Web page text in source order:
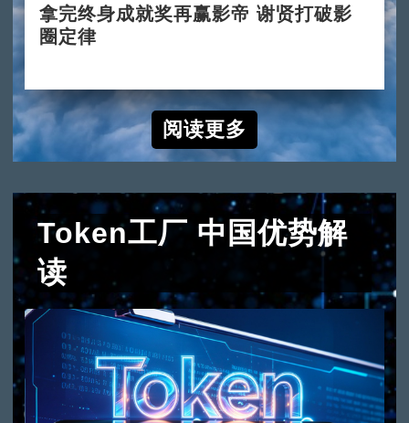
拿完终身成就奖再赢影帝 谢贤打破影
圈定律
阅读更多
Token工厂 中国优势解
读